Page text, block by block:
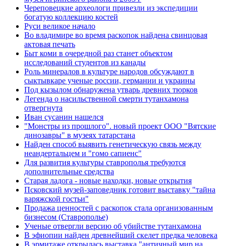
Череповецкие археологи привезли из экспедиции
богатую коллекцию костей
Руси великое начало
Во владимире во время раскопок найдена свинцовая
актовая печать
Быт коми в очередной раз станет объектом
исследований студентов из канады
Роль минералов в культуре народов обсуждают в
сыктывкаре ученые россии, германии и украины
Под кызылом обнаружена утварь древних тюрков
Легенда о насильственной смерти тутанхамона
отвергнута
Иван сусанин нашелся
"Монстры из прошлого". новый проект ООО "Вятские
динозавры" в музеях татарстана
Найден способ выявить генетическую связь между
неандертальцем и "гомо сапиенс"
Для развития культуры ставрополья требуются
дополнительные средства
Старая ладога - новые находки, новые открытия
Псковский музей-заповедник готовит выставку "тайна
варяжской гостьи"
Продажа ценностей с раскопок стала организованным
бизнесом (Ставрополье)
Ученые отвергли версию об убийстве тутанхамона
В эфиопии найден древнейший скелет предка человека
В эрмитаже открылась выставка "античный мир на